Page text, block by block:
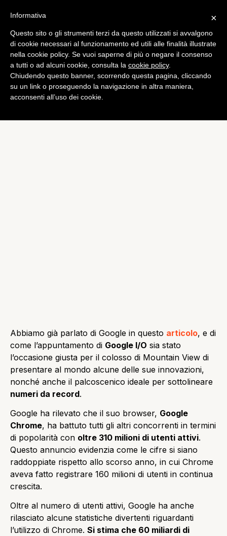
Tech
Chrome usato da 310
milioni di utenti
di Alessandro Moretti
Abbiamo già parlato di Google in questo articolo, e di
come l’appuntamento di Google I/O sia stato
l’occasione giusta per il colosso di Mountain View di
presentare al mondo alcune delle sue innovazioni,
nonché anche il palcoscenico ideale per sottolineare
numeri da record.
Google ha rilevato che il suo browser, Google
Chrome, ha battuto tutti gli altri concorrenti in termini
di popolarità con oltre 310 milioni di utenti attivi.
Questo annuncio evidenzia come le cifre si siano
raddoppiate rispetto allo scorso anno, in cui Chrome
aveva fatto registrare 160 milioni di utenti in continua
crescita.
Oltre al numero di utenti attivi, Google ha anche
rilasciato alcune statistiche divertenti riguardanti
l’utilizzo di Chrome. Si stima che 60 miliardi di
×
Informativa
Questo sito o gli strumenti terzi da questo utilizzati si avvalgono
di cookie necessari al funzionamento ed utili alle finalità illustrate
nella cookie policy. Se vuoi saperne di più o negare il consenso
a tutti o ad alcuni cookie, consulta la cookie policy.
Chiudendo questo banner, scorrendo questa pagina, cliccando
su un link o proseguendo la navigazione in altra maniera,
acconsenti all’uso dei cookie.